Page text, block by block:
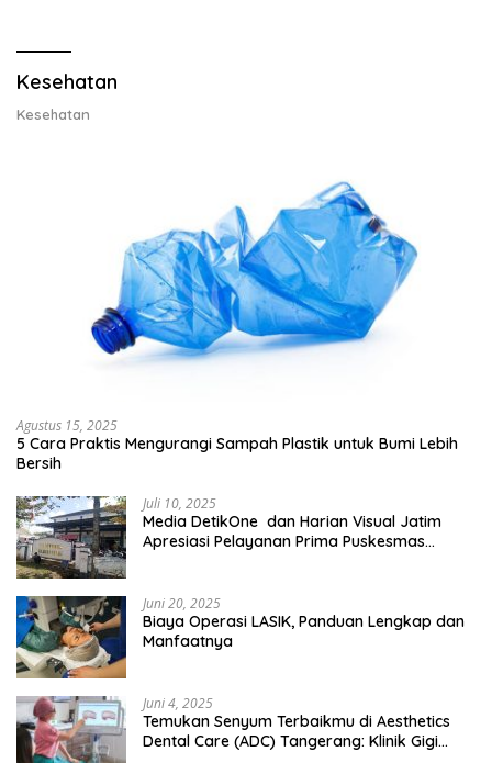
Kesehatan
Kesehatan
Agustus 15, 2025
5 Cara Praktis Mengurangi Sampah Plastik untuk Bumi Lebih
Bersih
Juli 10, 2025
Media DetikOne dan Harian Visual Jatim
Apresiasi Pelayanan Prima Puskesmas
Juni 20, 2025
Biaya Operasi LASIK, Panduan Lengkap dan
Manfaatnya
Juni 4, 2025
Temukan Senyum Terbaikmu di Aesthetics
Dental Care (ADC) Tangerang: Klinik Gigi